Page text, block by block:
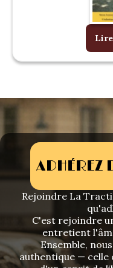
ADHÉREZ
Rejoindre La
C'est rejoindre
entretient
Ensemble,
authentique — celle